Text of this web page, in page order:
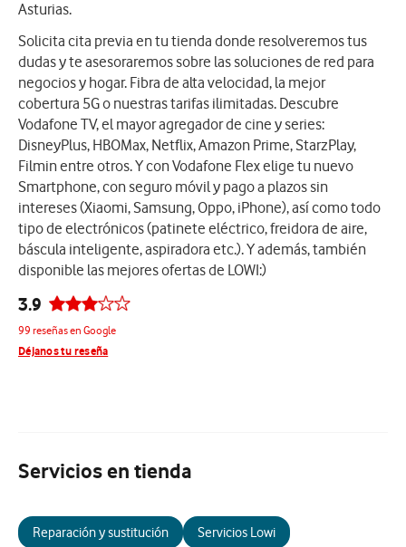
Asturias.
Solicita cita previa en tu tienda donde resolveremos tus
dudas y te asesoraremos sobre las soluciones de red para
negocios y hogar. Fibra de alta velocidad, la mejor
cobertura 5G o nuestras tarifas ilimitadas. Descubre
Vodafone TV, el mayor agregador de cine y series:
DisneyPlus, HBOMax, Netflix, Amazon Prime, StarzPlay,
Filmin entre otros. Y con Vodafone Flex elige tu nuevo
Smartphone, con seguro móvil y pago a plazos sin
intereses (Xiaomi, Samsung, Oppo, iPhone), así como todo
tipo de electrónicos (patinete eléctrico, freidora de aire,
báscula inteligente, aspiradora etc.). Y además, también
disponible las mejores ofertas de LOWI:)
3.9
99 reseñas en Google
Déjanos tu reseña
Servicios en tienda
Reparación y sustitución Servicios Lowi